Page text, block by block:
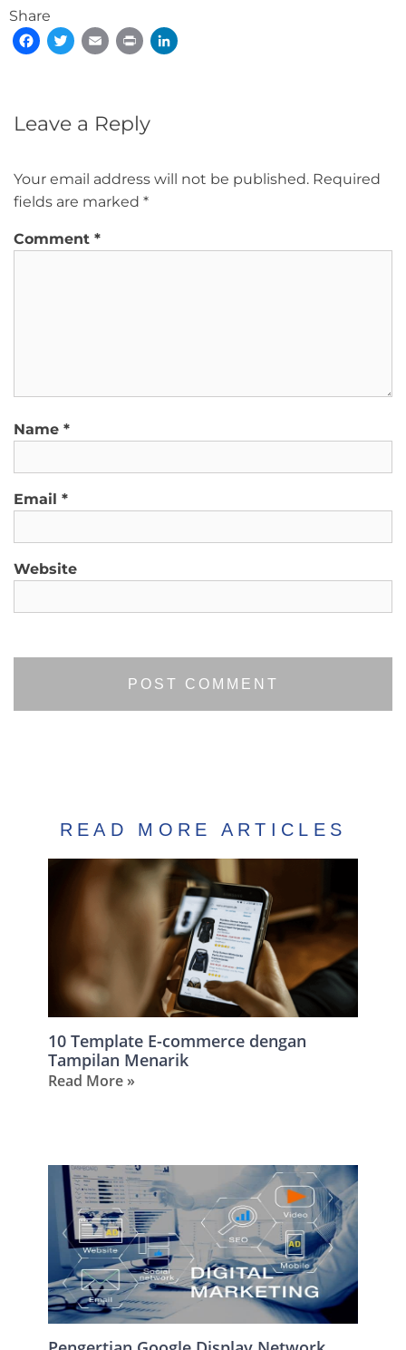
Share
Facebook
TwitterEmail Print
Leave a Reply
Your email address will not be published. Required
fields are marked *
Comment *
Name *
Email *
Website
READ MORE ARTICLES
10 Template E-commerce dengan
Tampilan Menarik
Read More »